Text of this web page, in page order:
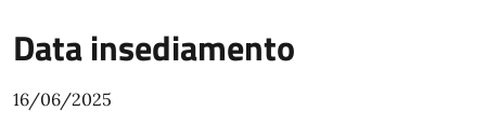
Data insediamento
16/06/2025